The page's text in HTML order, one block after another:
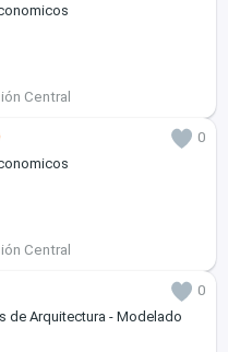
Central
0
Central
0
de Arquitectura - Modelado